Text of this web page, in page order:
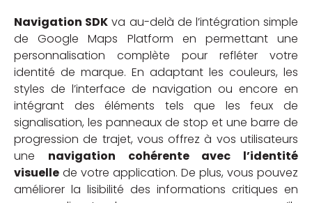
Navigation SDK va au-delà de l’intégration simple
de Google Maps Platform en permettant une
personnalisation complète pour refléter votre
identité de marque. En adaptant les couleurs, les
styles de l’interface de navigation ou encore en
intégrant des éléments tels que les feux de
signalisation, les panneaux de stop et une barre de
progression de trajet, vous offrez à vos utilisateurs
une navigation cohérente avec l’identité
visuelle de votre application. De plus, vous pouvez
améliorer la lisibilité des informations critiques en